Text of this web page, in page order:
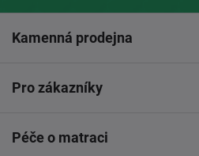
Kamenná prodejna
Pro zákazníky
Péče o matraci